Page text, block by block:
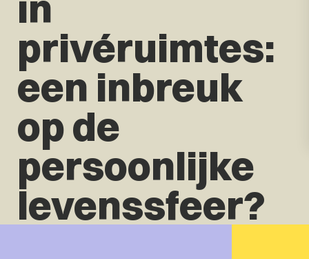
privéruimtes:
een inbreuk
op de
persoonlijke
levenssfeer?